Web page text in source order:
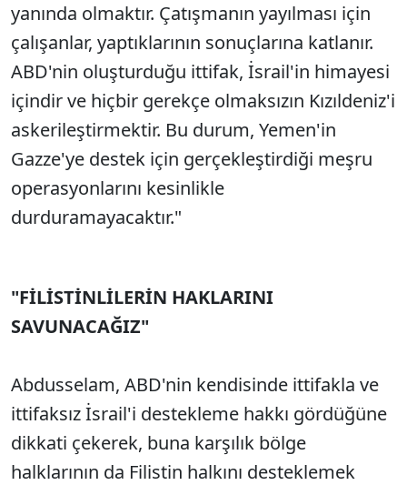
yanında olmaktır. Çatışmanın yayılması için
çalışanlar, yaptıklarının sonuçlarına katlanır.
ABD'nin oluşturduğu ittifak, İsrail'in himayesi
içindir ve hiçbir gerekçe olmaksızın Kızıldeniz'i
askerileştirmektir. Bu durum, Yemen'in
Gazze'ye destek için gerçekleştirdiği meşru
operasyonlarını kesinlikle
durduramayacaktır."
"FİLİSTİNLİLERİN HAKLARINI
SAVUNACAĞIZ"
Abdusselam, ABD'nin kendisinde ittifakla ve
ittifaksız İsrail'i destekleme hakkı gördüğüne
dikkati çekerek, buna karşılık bölge
halklarının da Filistin halkını desteklemek